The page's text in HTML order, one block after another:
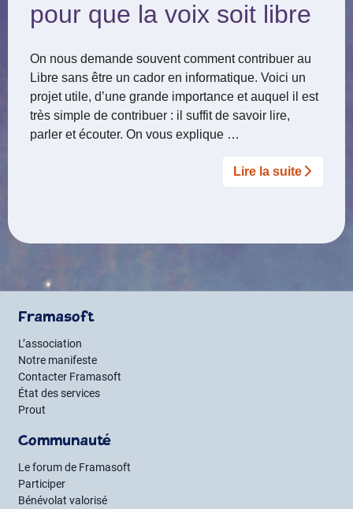
pour que la voix soit libre
On nous demande souvent comment contribuer au
Libre sans être un cador en informatique. Voici un
projet utile, d’une grande importance et auquel il est
très simple de contribuer : il suffit de savoir lire,
parler et écouter. On vous explique …
Lire la suite­­
Framasoft
L’association
Notre manifeste
Contacter Framasoft
État des services
Prout
Communauté
Le forum de Framasoft
Participer
Bénévolat valorisé